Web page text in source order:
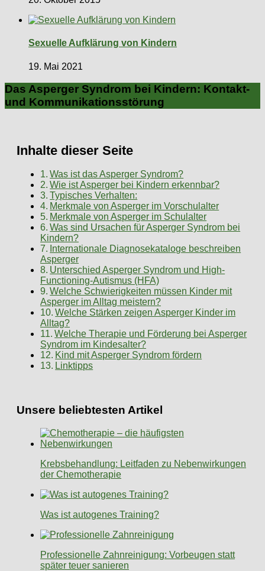
Sexuelle Aufklärung von Kindern
19. Mai 2021
Das Asperger Syndrom bei Kindern: Kontakt-
und Kommunikationsstörung
Inhalte dieser Seite
Was ist das Asperger Syndrom?
Wie ist Asperger bei Kindern erkennbar?
Typisches Verhalten:
Merkmale von Asperger im Vorschulalter
Merkmale von Asperger im Schulalter
Was sind Ursachen für Asperger Syndrom bei
Kindern?
Internationale Diagnosekataloge beschreiben
Asperger
Unterschied Asperger Syndrom und High-
Functioning-Autismus (HFA)
Welche Schwierigkeiten müssen Kinder mit
Asperger im Alltag meistern?
Welche Stärken zeigen Asperger Kinder im
Alltag?
Welche Therapie und Förderung bei Asperger
Syndrom im Kindesalter?
Kind mit Asperger Syndrom fördern
Linktipps
Unsere beliebtesten Artikel
Krebsbehandlung: Leitfaden zu Nebenwirkungen
der Chemotherapie
Was ist autogenes Training?
Professionelle Zahnreinigung: Vorbeugen statt
später teuer sanieren